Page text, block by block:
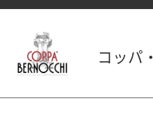
コッパ